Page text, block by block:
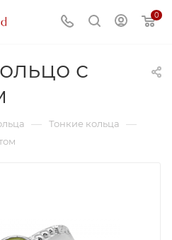
0
с
— Тонкие кольца —